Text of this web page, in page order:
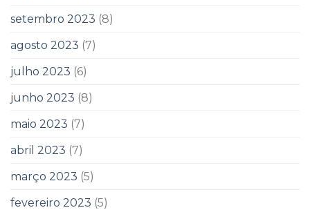
setembro 2023 (8)
agosto 2023 (7)
julho 2023 (6)
junho 2023 (8)
maio 2023 (7)
abril 2023 (7)
março 2023 (5)
fevereiro 2023 (5)